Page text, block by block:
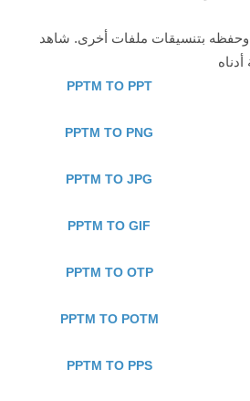
يمكنك أيضًا تحويل PPTM وحفظه بتنسيقات ملفات أخرى. شاهد
PPTM TO PPT
PPTM TO PNG
PPTM TO JPG
PPTM TO GIF
PPTM TO OTP
PPTM TO POTM
PPTM TO PPS